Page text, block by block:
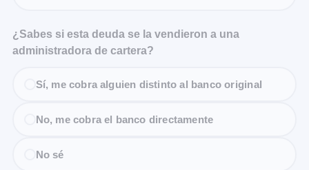
¿Sabes si esta deuda se la vendieron a una
administradora de cartera?
Sí, me cobra alguien distinto al banco original
No, me cobra el banco directamente
No sé